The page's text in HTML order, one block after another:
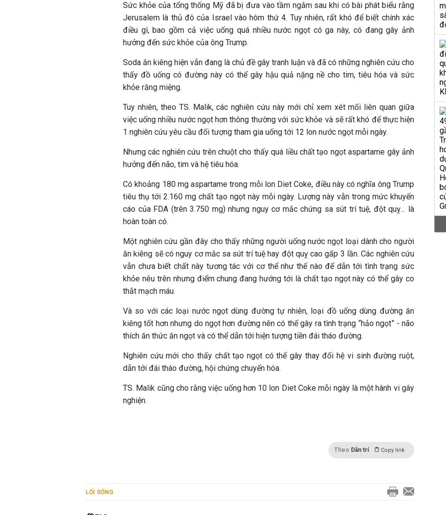
Sức khỏe của tổng thống Mỹ đã bị đưa vào tầm ngắm sau khi có bài phát biểu rằng
Jerusalem là thủ đô của Israel vào hôm thứ 4. Tuy nhiên, rất khó để biết chính xác
điều gì, bao gồm cả việc uống quá nhiều nước ngọt có ga này, có đang gây ảnh
hưởng đến sức khỏe của ông Trump.
Soda ăn kiêng hiện vẫn đang là chủ đề gây tranh luận và đã có những nghiên cứu cho
thấy đồ uống có đường này có thể gây hậu quả nặng nề cho tim, tiêu hóa và sức
khỏe răng miệng.
Tuy nhiên, theo TS. Malik, các nghiên cứu này mới chỉ xem xét mối liên quan giữa
việc uống nhiều nước ngọt hơn thông thường với sức khỏe và sẽ rất khó để thực hiện
1 nghiên cứu yêu cầu đối tượng tham gia uống tới 12 lon nước ngọt mỗi ngày.
Nhưng các nghiên cứu trên chuột cho thấy quá liều chất tạo ngọt aspartame gây ảnh
hưởng đến não, tim và hệ tiêu hóa.
Có khoảng 180 mg aspartame trong mỗi lon Diet Coke, điều này có nghĩa ông Trump
tiêu thụ tới 2.160 mg chất tạo ngọt này mỗi ngày. Lượng này vẫn trong mức khuyến
cáo của FDA (trên 3.750 mg) nhưng nguy cơ mắc chứng sa sút trí tuệ, đột quỵ... là
hoàn toàn có.
Một nghiên cứu gần đây cho thấy những người uống nước ngọt loại dành cho người
ăn kiêng sẽ có nguy cơ mắc sa sút trí tuệ hay đột quỵ cao gấp 3 lần. Các nghiên cứu
vẫn chưa biết chất này tương tác với cơ thể như thế nào để dẫn tới tình trạng sức
khỏe nêu trên nhưng điểm chung đang hướng tới là chất tạo ngọt này có thể gây co
thắt mạch máu.
Và so với các loại nước ngọt dùng đường tự nhiên, loại đồ uống dùng đường ăn
kiêng tốt hơn nhưng do ngọt hơn đường nên có thể gây ra tình trạng “hảo ngọt” - não
thích ăn thức ăn ngọt và có thể dẫn tới hiện tượng tiền đái tháo đường.
Nghiên cứu mới cho thấy chất tạo ngọt có thể gây thay đổi hệ vi sinh đường ruột,
dẫn tới đái tháo đường, hội chứng chuyển hóa.
TS. Malik cũng cho rằng việc uống hơn 10 lon Diet Coke mỗi ngày là một hành vi gây
nghiện.
Theo Dân trí Copy link
LỐI SỐNG